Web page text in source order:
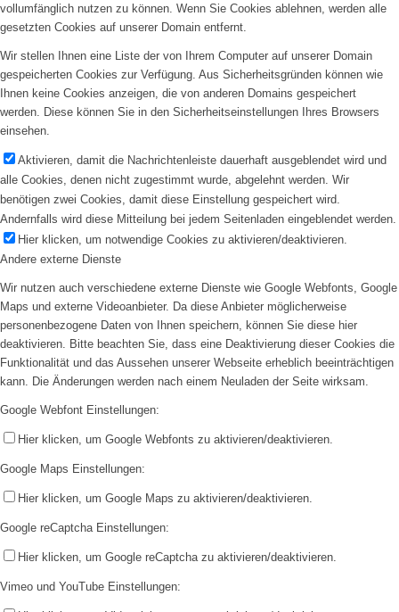
vollumfänglich nutzen zu können. Wenn Sie Cookies ablehnen, werden alle
gesetzten Cookies auf unserer Domain entfernt.
Wir stellen Ihnen eine Liste der von Ihrem Computer auf unserer Domain
gespeicherten Cookies zur Verfügung. Aus Sicherheitsgründen können wie
Ihnen keine Cookies anzeigen, die von anderen Domains gespeichert
werden. Diese können Sie in den Sicherheitseinstellungen Ihres Browsers
einsehen.
Aktivieren, damit die Nachrichtenleiste dauerhaft ausgeblendet wird und
alle Cookies, denen nicht zugestimmt wurde, abgelehnt werden. Wir
benötigen zwei Cookies, damit diese Einstellung gespeichert wird.
Andernfalls wird diese Mitteilung bei jedem Seitenladen eingeblendet werden.
Hier klicken, um notwendige Cookies zu aktivieren/deaktivieren.
Andere externe Dienste
Wir nutzen auch verschiedene externe Dienste wie Google Webfonts, Google
Maps und externe Videoanbieter. Da diese Anbieter möglicherweise
personenbezogene Daten von Ihnen speichern, können Sie diese hier
deaktivieren. Bitte beachten Sie, dass eine Deaktivierung dieser Cookies die
Funktionalität und das Aussehen unserer Webseite erheblich beeinträchtigen
kann. Die Änderungen werden nach einem Neuladen der Seite wirksam.
Google Webfont Einstellungen:
Hier klicken, um Google Webfonts zu aktivieren/deaktivieren.
Google Maps Einstellungen:
Hier klicken, um Google Maps zu aktivieren/deaktivieren.
Google reCaptcha Einstellungen:
Hier klicken, um Google reCaptcha zu aktivieren/deaktivieren.
Vimeo und YouTube Einstellungen: